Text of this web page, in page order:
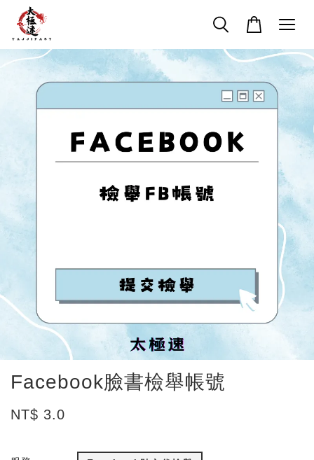
Facebook臉書檢舉帳號
NT$ 3.0